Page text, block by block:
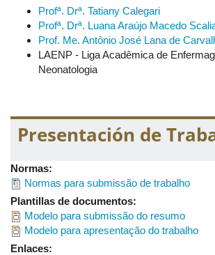
criança e o brinquedo terapêutico;
Minicurso 9:Práticas integrativas de
nascido: Shantala e Aromaterapia
Profª. Drª. Tatiany Calegari
Profª. Drª. Luana Araújo Macedo
Prof. Me. Antônio José Lana de
LAENP - Liga Acadêmica de
Neonatologia
Presentación de
Normas:
Normas para submissão de trabalho
Plantillas de documentos:
Modelo para submissão do resumo
Modelo para apresentação do trabalho
Enlaces: